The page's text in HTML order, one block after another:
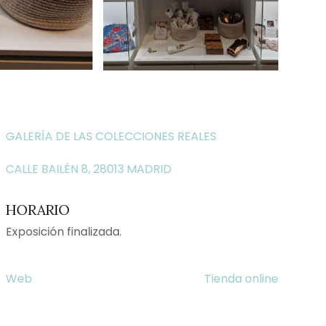
GALERÍA DE LAS COLECCIONES REALES
CALLE BAILÉN 8, 28013 MADRID
HORARIO
Exposición finalizada.
Web Tienda online